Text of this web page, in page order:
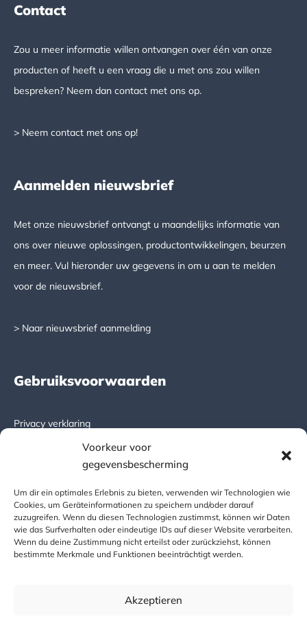
Voorkeur voor
gegevensbescherming
Um dir ein optimales Erlebnis zu bieten, verwenden wir Technologien wie
Cookies, um Geräteinformationen zu speichern und/oder darauf
zuzugreifen. Wenn du diesen Technologien zustimmst, können wir Daten
wie das Surfverhalten oder eindeutige IDs auf dieser Website verarbeiten.
Wenn du deine Zustimmung nicht erteilst oder zurückziehst, können
bestimmte Merkmale und Funktionen beeinträchtigt werden.
Akzeptieren
Contact
Zou u meer informatie willen ontvangen over één van onze
producten of heeft u een vraag die u met ons zou willen
bespreken? Neem dan contact met ons op.
> Neem contact met ons op!
Aanmelden nieuwsbrief
Met onze nieuwsbrief ontvangt u maandelijks informatie van
ons over nieuwe oplossingen, productontwikkelingen, beurzen
en meer. Vul hieronder uw gegevens in om u aan te melden
voor de nieuwsbrief.
> Naar nieuwsbrief aanmelding
Gebruiksvoorwaarden
Privacy verklaring
Algemene leveringsvoorwaarden
DICTATOR global
www.dictator.com